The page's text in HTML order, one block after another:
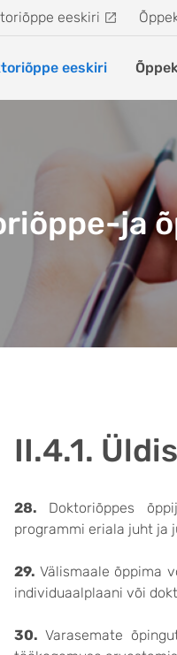
eeskiri
eeskiri
ja
II.4.1.
28. Doktoriõppes
programmi eriala juht ja
29. Välismaale õppima
individuaalplaani või
30. Varasemate